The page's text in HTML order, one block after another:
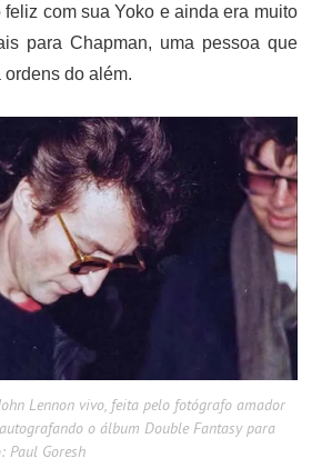
com sua Yoko e ainda era muito
para Chapman, uma pessoa que
do além.
Lennon vivo, feita pelo fotógrafo amador
o álbum Double Fantasy para
Paul Goresh